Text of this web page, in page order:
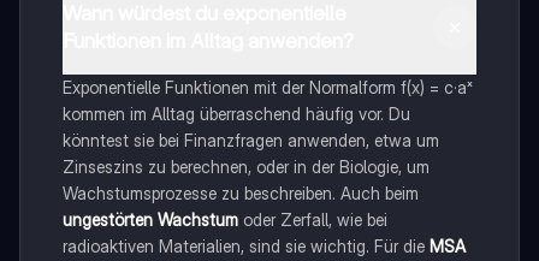
Exponentielle Funktionen mit der Normalform f(x) = c·aˣ
kommen im Alltag überraschend häufig vor. Du
könntest sie bei Finanzfragen anwenden, etwa um
Zinseszins zu berechnen, oder in der Biologie, um
Wachstumsprozesse zu beschreiben. Auch beim
ungestörten Wachstumoder Zerfall, wie bei
radioaktiven Materialien, sind sie wichtig. Für die MSA